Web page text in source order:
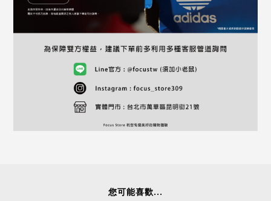
您可能喜歡...